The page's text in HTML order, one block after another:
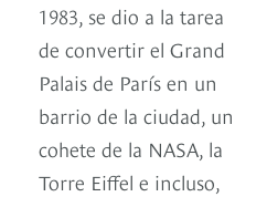
1983, se dio a la tarea
de convertir el Grand
Palais de París en un
barrio de la ciudad, un
cohete de la NASA, la
Torre Eiffel e incluso,